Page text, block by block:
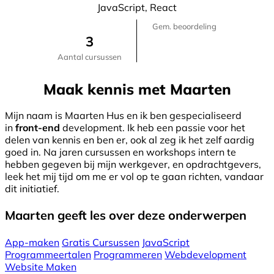
JavaScript, React
3
Aantal cursussen
Gem. beoordeling
Maak kennis met Maarten
Mijn naam is Maarten Hus en ik ben gespecialiseerd
in front-end development. Ik heb een passie voor het
delen van kennis en ben er, ook al zeg ik het zelf aardig
goed in. Na jaren cursussen en workshops intern te
hebben gegeven bij mijn werkgever, en opdrachtgevers,
leek het mij tijd om me er vol op te gaan richten, vandaar
dit initiatief.
Maarten geeft les over deze onderwerpen
App-maken Gratis Cursussen JavaScript
Programmeertalen Programmeren Webdevelopment
Website Maken